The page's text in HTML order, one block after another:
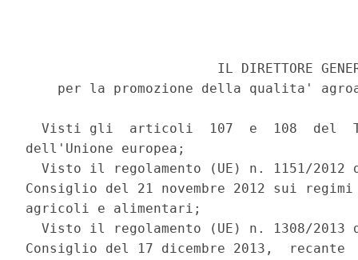
IL DIRETTORE
per la promozione della qualita'
Visti gli  articoli  107  e  108  del
dell'Unione europea;
Visto il regolamento (UE) n. 1151/2012
Consiglio del 21 novembre 2012 sui
agricoli e alimentari;
Visto il regolamento (UE) n. 1308/2013
Consiglio del 17 dicembre 2013,  recante